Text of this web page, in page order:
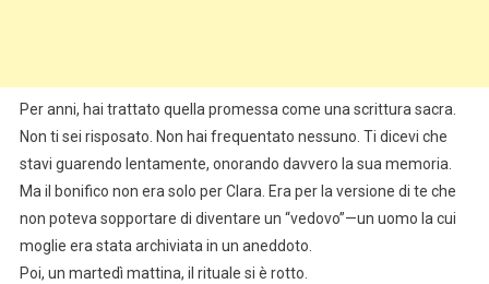
Per anni, hai trattato quella promessa come una scrittura sacra.
Non ti sei risposato. Non hai frequentato nessuno. Ti dicevi che
stavi guarendo lentamente, onorando davvero la sua memoria.
Ma il bonifico non era solo per Clara. Era per la versione di te che
non poteva sopportare di diventare un “vedovo”—un uomo la cui
moglie era stata archiviata in un aneddoto.
Poi, un martedì mattina, il rituale si è rotto.